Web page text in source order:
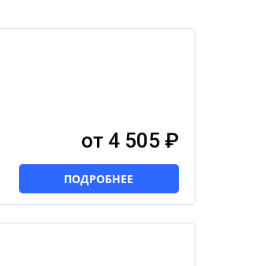
от 4 505 ₽
ПОДРОБНЕЕ